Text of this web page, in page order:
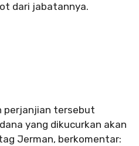
dari jabatannya.
perjanjian tersebut
yang dikucurkan akan
Jerman, berkomentar: